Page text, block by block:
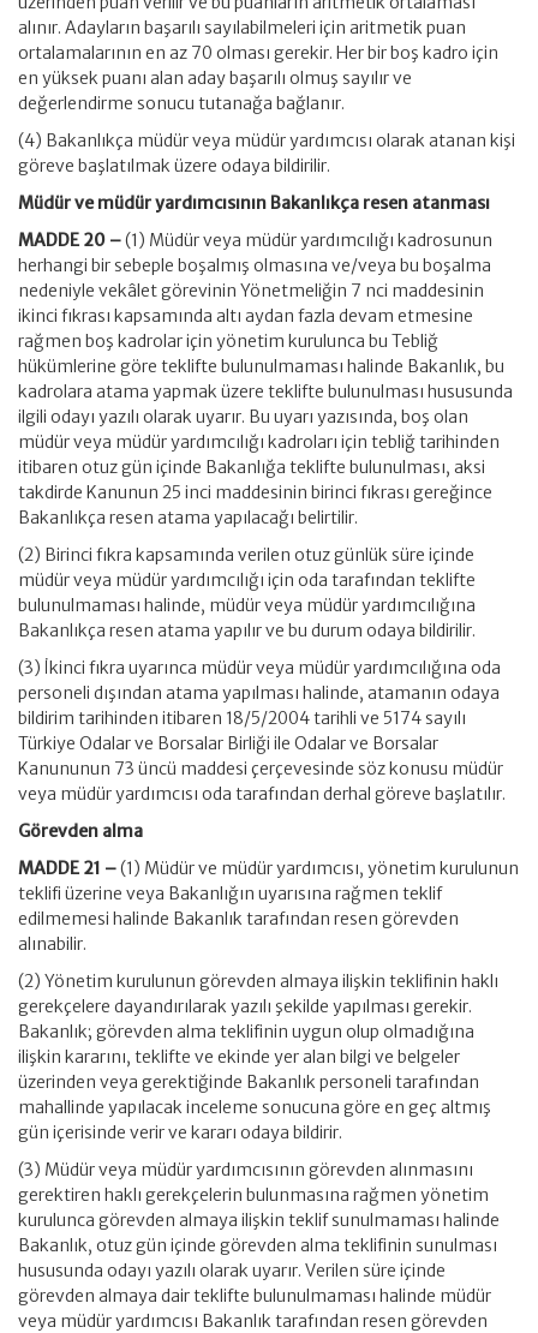
alınır. Adayların başarılı sayılabilmeleri için aritmetik puan
ortalamalarının en az 70 olması gerekir. Her bir boş kadro için
en yüksek puanı alan aday başarılı olmuş sayılır ve
değerlendirme sonucu tutanağa bağlanır.
(4) Bakanlıkça müdür veya müdür yardımcısı olarak atanan kişi
göreve başlatılmak üzere odaya bildirilir.
Müdür ve müdür yardımcısının Bakanlıkça resen atanması
MADDE 20 –(1) Müdür veya müdür yardımcılığı kadrosunun
herhangi bir sebeple boşalmış olmasına ve/veya bu boşalma
nedeniyle vekâlet görevinin Yönetmeliğin 7 nci maddesinin
ikinci fıkrası kapsamında altı aydan fazla devam etmesine
rağmen boş kadrolar için yönetim kurulunca bu Tebliğ
hükümlerine göre teklifte bulunulmaması halinde Bakanlık, bu
kadrolara atama yapmak üzere teklifte bulunulması hususunda
ilgili odayı yazılı olarak uyarır. Bu uyarı yazısında, boş olan
müdür veya müdür yardımcılığı kadroları için tebliğ tarihinden
itibaren otuz gün içinde Bakanlığa teklifte bulunulması, aksi
takdirde Kanunun 25 inci maddesinin birinci fıkrası gereğince
Bakanlıkça resen atama yapılacağı belirtilir.
(2) Birinci fıkra kapsamında verilen otuz günlük süre içinde
müdür veya müdür yardımcılığı için oda tarafından teklifte
bulunulmaması halinde, müdür veya müdür yardımcılığına
Bakanlıkça resen atama yapılır ve bu durum odaya bildirilir.
(3) İkinci fıkra uyarınca müdür veya müdür yardımcılığına oda
personeli dışından atama yapılması halinde, atamanın odaya
bildirim tarihinden itibaren 18/5/2004 tarihli ve 5174 sayılı
Türkiye Odalar ve Borsalar Birliği ile Odalar ve Borsalar
Kanununun 73 üncü maddesi çerçevesinde söz konusu müdür
veya müdür yardımcısı oda tarafından derhal göreve başlatılır.
Görevden alma
MADDE 21 –(1) Müdür ve müdür yardımcısı, yönetim kurulunun
teklifi üzerine veya Bakanlığın uyarısına rağmen teklif
edilmemesi halinde Bakanlık tarafından resen görevden
alınabilir.
(2) Yönetim kurulunun görevden almaya ilişkin teklifinin haklı
gerekçelere dayandırılarak yazılı şekilde yapılması gerekir.
Bakanlık; görevden alma teklifinin uygun olup olmadığına
ilişkin kararını, teklifte ve ekinde yer alan bilgi ve belgeler
üzerinden veya gerektiğinde Bakanlık personeli tarafından
mahallinde yapılacak inceleme sonucuna göre en geç altmış
gün içerisinde verir ve kararı odaya bildirir.
(3) Müdür veya müdür yardımcısının görevden alınmasını
gerektiren haklı gerekçelerin bulunmasına rağmen yönetim
kurulunca görevden almaya ilişkin teklif sunulmaması halinde
Bakanlık, otuz gün içinde görevden alma teklifinin sunulması
hususunda odayı yazılı olarak uyarır. Verilen süre içinde
görevden almaya dair teklifte bulunulmaması halinde müdür
veya müdür yardımcısı Bakanlık tarafından resen görevden